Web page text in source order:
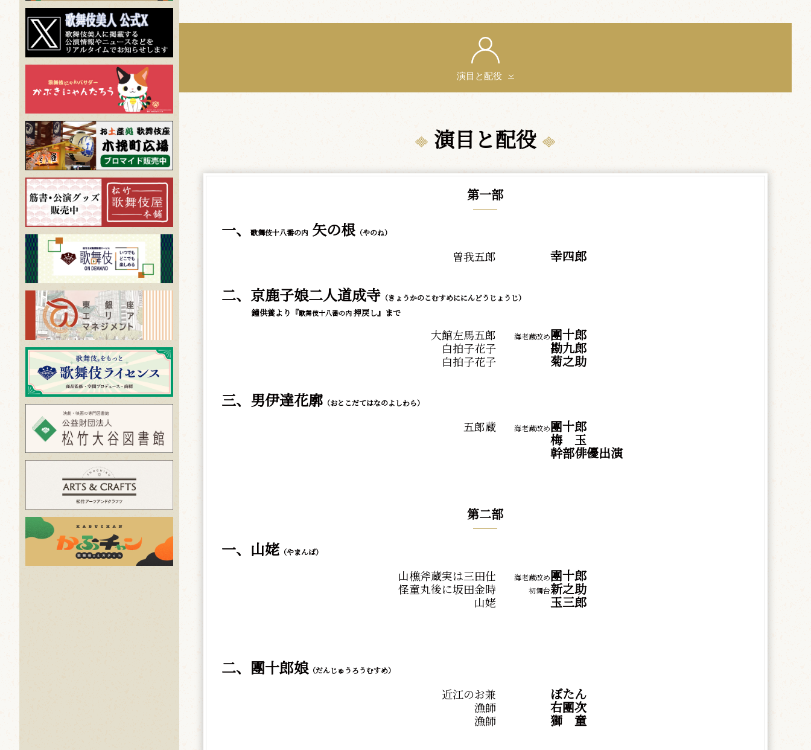
演目と配役
演目と配役
第一部
一、 歌舞伎十八番の内矢の根（やのね）
曽我五郎 幸四郎
二、京鹿子娘二人道成寺（きょうかのこむすめににんどうじょうじ）
鐘供養より『歌舞伎十八番の内押戻し』まで
大館左馬五郎
白拍子花子
白拍子花子
海老蔵改め團十郎
勘九郎
菊之助
三、男伊達花廓（おとこだてはなのよしわら）
五郎蔵 海老蔵改め團十郎
梅 玉
幹部俳優出演
第二部
一、山姥（やまんば）
山樵斧蔵実は三田仕
怪童丸後に坂田金時
山姥
海老蔵改め團十郎
初舞台新之助
玉三郎
二、團十郎娘（だんじゅうろうむすめ）
近江のお兼
漁師
漁師
ぼたん
右團次
獅 童